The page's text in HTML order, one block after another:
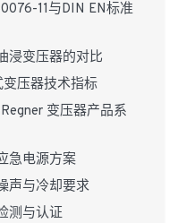
11与DIN EN标准
浸变压器的对比
压器技术指标
变压器产品系
急电源方案
声与冷却要求
测与认证